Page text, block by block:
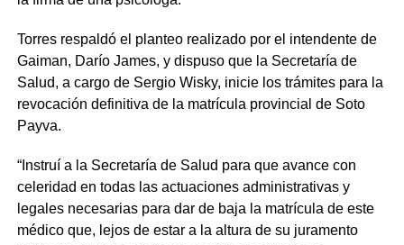
Torres respaldó el planteo realizado por el intendente de
Gaiman, Darío James, y dispuso que la Secretaría de
Salud, a cargo de Sergio Wisky, inicie los trámites para la
revocación definitiva de la matrícula provincial de Soto
Payva.
“Instruí a la Secretaría de Salud para que avance con
celeridad en todas las actuaciones administrativas y
legales necesarias para dar de baja la matrícula de este
médico que, lejos de estar a la altura de su juramento